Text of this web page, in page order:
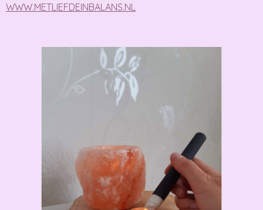
WWW.METLIEFDEINBALANS.NL